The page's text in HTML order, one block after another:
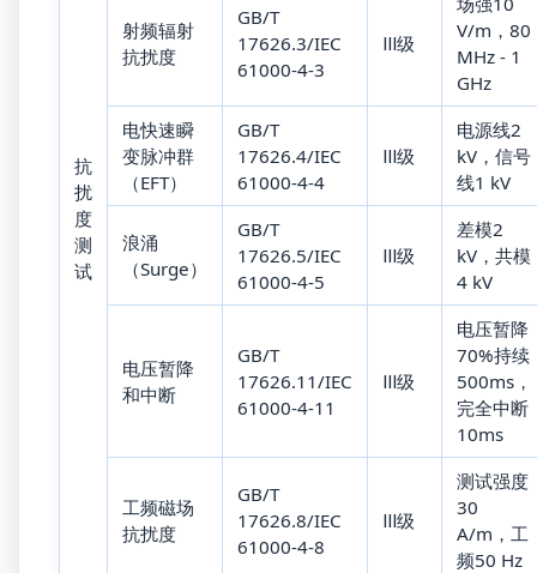
抗
扰
度
测
试
射频辐射
抗扰度
GB/T
17626.3/IEC
61000-4-3
Ⅲ级
V/m，80
MHz - 1
GHz
电快速瞬
变脉冲群
（EFT）
GB/T
17626.4/IEC
61000-4-4
Ⅲ级
电源线2
kV，信号
线1 kV
浪涌
（Surge）
GB/T
17626.5/IEC
61000-4-5
Ⅲ级
差模2
kV，共模
4 kV
电压暂降
和中断
GB/T
17626.11/IEC
61000-4-11
Ⅲ级
电压暂降
70%持续
500ms，
完全中断
10ms
工频磁场
抗扰度
GB/T
17626.8/IEC
61000-4-8
Ⅲ级
测试强度
30
A/m，工
频50 Hz